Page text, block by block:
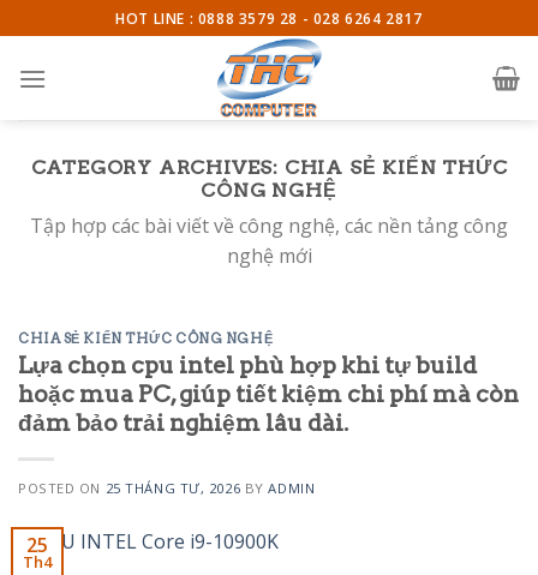
to
content
HOT LINE : 0888 3579 28 - 028 6264 2817
CATEGORY ARCHIVES: CHIA SẺ KIẾN THỨC
CÔNG NGHỆ
Tập hợp các bài viết về công nghệ, các nền tảng công
nghệ mới
CHIA SẺ KIẾN THỨC CÔNG NGHỆ
Lựa chọn cpu intel phù hợp khi tự build
hoặc mua PC, giúp tiết kiệm chi phí mà còn
đảm bảo trải nghiệm lâu dài.
POSTED ON 25 THÁNG TƯ, 2026 BYADMIN
25
Th4